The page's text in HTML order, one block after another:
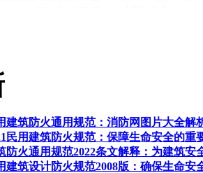
建筑防火通用规范：消防网图片大全解
民用建筑防火规范：保障生命安全的重
防火通用规范2022条文解释：为建筑安
建筑设计防火规范2008版：确保生命安